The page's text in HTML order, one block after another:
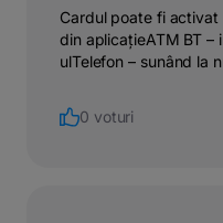
Cardul poate fi activat
din aplicațieATM BT
ulTelefon – sunând la
0 voturi